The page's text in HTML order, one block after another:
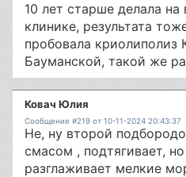
10 лет старше делала
клинике, результата
пробовала криолиполиз
Бауманской, такой же
Ковач Юлия
Сообщение #219 от 10-11-2024 20:43:37
Не, ну второй
смасом , подтягивает, но
разглаживает мелкие